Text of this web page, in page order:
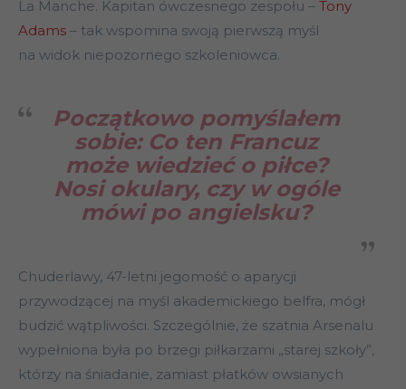
La Manche. Kapitan ówczesnego zespołu – Tony
Adams – tak wspomina swoją pierwszą myśl
na widok niepozornego szkoleniowca.
Początkowo pomyślałem
sobie: Co ten Francuz
może wiedzieć o piłce?
Nosi okulary, czy w ogóle
mówi po angielsku?
Chuderlawy, 47-letni jegomość o aparycji
przywodzącej na myśl akademickiego belfra, mógł
budzić wątpliwości. Szczególnie, że szatnia Arsenalu
wypełniona była po brzegi piłkarzami „starej szkoły”,
którzy na śniadanie, zamiast płatków owsianych